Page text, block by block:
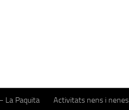
La Paquita Activitats nens i nenes